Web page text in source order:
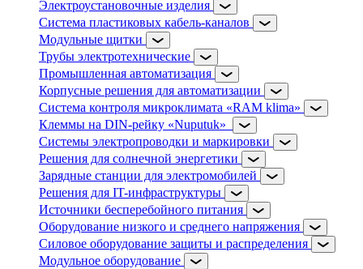
Электроустановочные изделия
Система пластиковых кабель-каналов
Модульные щитки
Трубы электротехнические
Промышленная автоматизация
Корпусные решения для автоматизации
Система контроля микроклимата «RAM klima»
Клеммы на DIN-рейку «Nuputuk»
Системы электропроводки и маркировки
Решения для солнечной энергетики
Зарядные станции для электромобилей
Решения для IT-инфраструктуры
Источники бесперебойного питания
Оборудование низкого и среднего напряжения
Силовое оборудование защиты и распределения
Модульное оборудование